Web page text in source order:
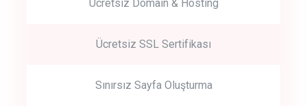
Get Started
Start by trying our service for 30 days free trial no credit card
Ücretsiz Domain & Hosting
Ücretsiz SSL Sertifikası
Sınırsız Sayfa Oluşturma